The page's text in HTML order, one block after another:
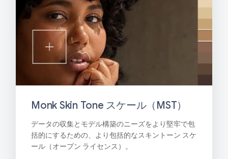
Monk Skin Tone スケール（MST）
データの収集とモデル構築のニーズをより堅牢で包
括的にするための、より包括的なスキントーン スケ
ール（オープン ライセンス）。